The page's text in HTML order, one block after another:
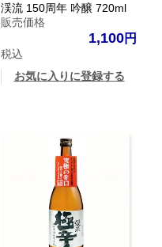
渓流 150周年 吟醸 720ml
販売価格
1,100
税込
お気に入りに登録する